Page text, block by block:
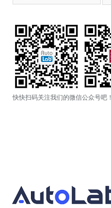
快快扫码关注我们的微信公众号吧！